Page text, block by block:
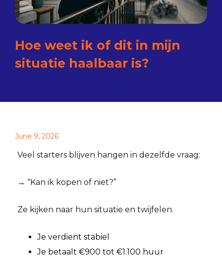
Hoe weet ik of dit in mijn
situatie haalbaar is?
June 9, 2026
Veel starters blijven hangen in dezelfde vraag:
→ “Kan ik kopen of niet?”
Ze kijken naar hun situatie en twijfelen.
Je verdient stabiel
Je betaalt €900 tot €1.100 huur